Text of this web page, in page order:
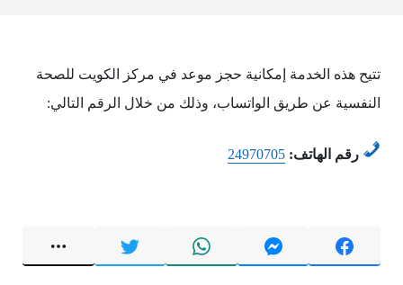
تتيح هذه الخدمة إمكانية حجز موعد في مركز الكويت للصحة
النفسية عن طريق الواتساب، وذلك من خلال الرقم التالي:
رقم الهاتف: 24970705